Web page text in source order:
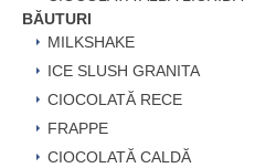
BĂUTURI
MILKSHAKE
ICE SLUSH GRANITA
CIOCOLATĂ RECE
FRAPPE
CIOCOLATĂ CALDĂ